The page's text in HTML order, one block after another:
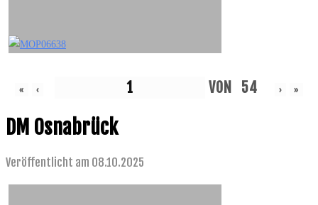
« ‹ VON 54 › »
DM Osnabrück
Veröffentlicht am 08.10.2025